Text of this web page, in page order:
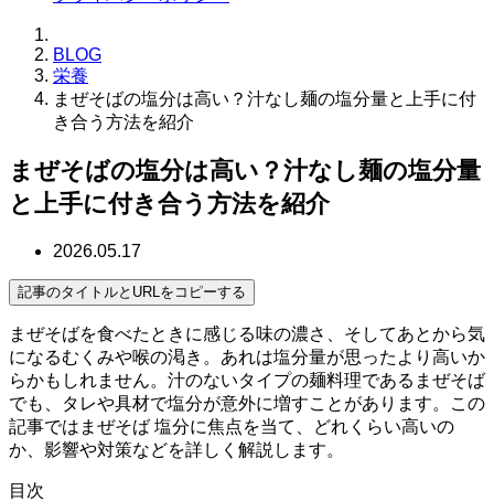
BLOG
栄養
まぜそばの塩分は高い？汁なし麺の塩分量と上手に付
き合う方法を紹介
まぜそばの塩分は高い？汁なし麺の塩分量
と上手に付き合う方法を紹介
2026.05.17
記事のタイトルとURLをコピーする
まぜそばを食べたときに感じる味の濃さ、そしてあとから気
になるむくみや喉の渇き。あれは塩分量が思ったより高いか
らかもしれません。汁のないタイプの麺料理であるまぜそば
でも、タレや具材で塩分が意外に増すことがあります。この
記事ではまぜそば 塩分に焦点を当て、どれくらい高いの
か、影響や対策などを詳しく解説します。
目次